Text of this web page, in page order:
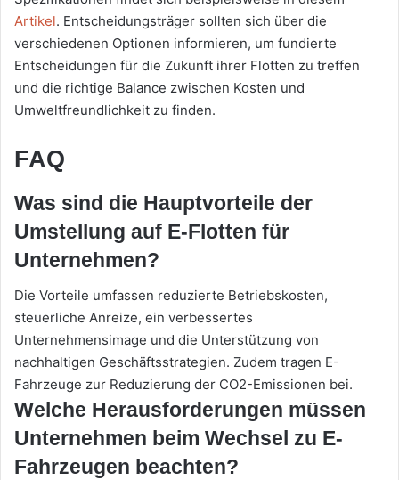
Artikel. Entscheidungsträger sollten sich über die
verschiedenen Optionen informieren, um fundierte
Entscheidungen für die Zukunft ihrer Flotten zu treffen
und die richtige Balance zwischen Kosten und
Umweltfreundlichkeit zu finden.
FAQ
Was sind die Hauptvorteile der
Umstellung auf E-Flotten für
Unternehmen?
Die Vorteile umfassen reduzierte Betriebskosten,
steuerliche Anreize, ein verbessertes
Unternehmensimage und die Unterstützung von
nachhaltigen Geschäftsstrategien. Zudem tragen E-
Fahrzeuge zur Reduzierung der CO2-Emissionen bei.
Welche Herausforderungen müssen
Unternehmen beim Wechsel zu E-
Fahrzeugen beachten?